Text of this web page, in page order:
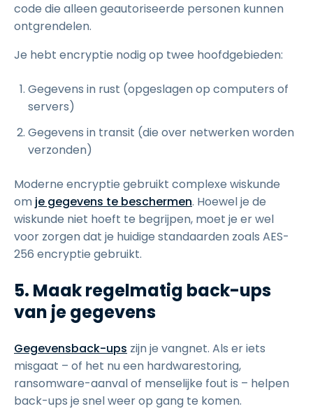
code die alleen geautoriseerde personen kunnen
ontgrendelen.
Je hebt encryptie nodig op twee hoofdgebieden:
Gegevens in rust (opgeslagen op computers of
servers)
Gegevens in transit (die over netwerken worden
verzonden)
Moderne encryptie gebruikt complexe wiskunde
om je gegevens te beschermen. Hoewel je de
wiskunde niet hoeft te begrijpen, moet je er wel
voor zorgen dat je huidige standaarden zoals AES-
256 encryptie gebruikt.
5. Maak regelmatig back-ups
van je gegevens
Gegevensback-ups zijn je vangnet. Als er iets
misgaat – of het nu een hardwarestoring,
ransomware-aanval of menselijke fout is – helpen
back-ups je snel weer op gang te komen.